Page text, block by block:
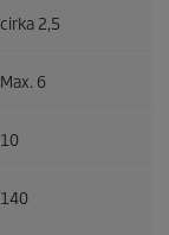
cirka 2,5
Max. 6
10
140